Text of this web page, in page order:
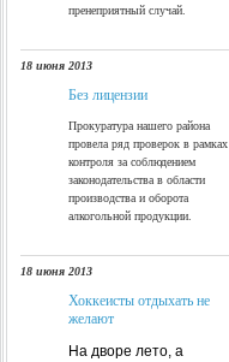
пренеприятный случай.
18 июня 2013
Без лицензии
Прокуратура нашего района
провела ряд проверок в рамках
контроля за соблюдением
законодательства в области
производства и оборота
алкогольной продукции.
18 июня 2013
Хоккеисты отдыхать не
желают
На дворе лето, а